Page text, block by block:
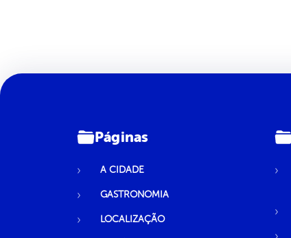
Páginas
A CIDADE
GASTRONOMIA
LOCALIZAÇÃO